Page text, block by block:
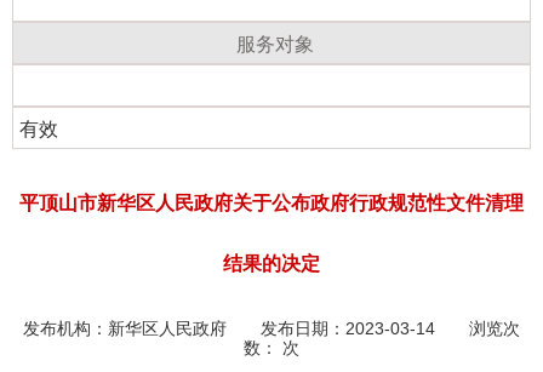
服务对象
有效
平顶山市新华区人民政府关于公布政府行政规范性文件清理
结果的决定
发布机构： 新华区人民政府 发布日期：2023-03-14 浏览次
数：
次